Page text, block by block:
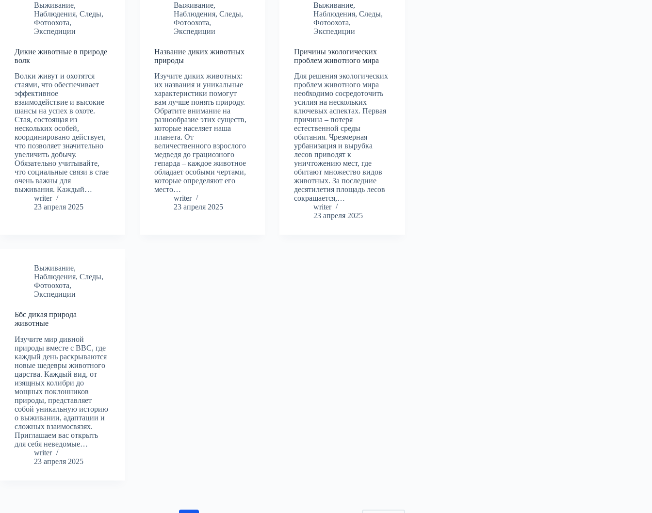
Выживание,
Наблюдения, Следы,
Фотоохота,
Экспедиции
Дикие животные в природе
волк
Волки живут и охотятся
стаями, что обеспечивает
эффективное
взаимодействие и высокие
шансы на успех в охоте.
Стая, состоящая из
нескольких особей,
координировано действует,
что позволяет значительно
увеличить добычу.
Обязательно учитывайте,
что социальные связи в стае
очень важны для
выживания. Каждый…
writer
23 апреля 2025
Выживание,
Наблюдения,Следы,
Фотоохота,
Экспедиции
Название диких животных
природы
Изучите диких животных:
их названия и уникальные
характеристики помогут
вам лучше понять природу.
Обратите внимание на
разнообразие этих существ,
которые населяет наша
планета. От
величественного взрослого
медведя до грациозного
гепарда – каждое животное
обладает особыми чертами,
которые определяют его
место…
writer
23 апреля 2025
Выживание,
Наблюдения,Следы,
Фотоохота,
Экспедиции
Причины экологических
проблем животного мира
Для решения экологических
проблем животного мира
необходимо сосредоточить
усилия на нескольких
ключевых аспектах. Первая
причина – потеря
естественной среды
обитания. Чрезмерная
урбанизация и вырубка
лесов приводят к
уничтожению мест, где
обитают множество видов
животных. За последние
десятилетия площадь лесов
сокращается,…
writer
23 апреля 2025
Выживание,
Наблюдения, Следы,
Фотоохота,
Экспедиции
Ббс дикая природа
животные
Изучите мир дивной
природы вместе с BBC, где
каждый день раскрываются
новые шедевры животного
царства. Каждый вид, от
изящных колибри до
мощных поклонников
природы, представляет
собой уникальную историю
о выживании, адаптации и
сложных взаимосвязях.
Приглашаем вас открыть
для себя неведомые…
writer
23 апреля 2025